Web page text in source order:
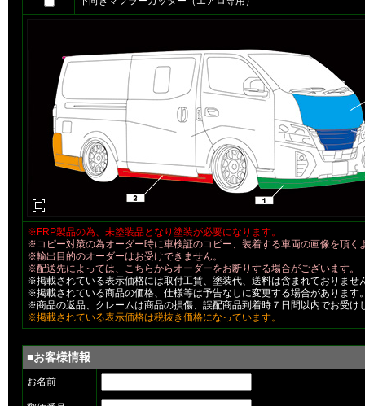
※FRP製品の為、未塗装品となり塗装が必要になります。
※コピー対策の為オーダー時に車検証のコピー、装着する車両の画像を頂く
※輸出目的のオーダーはお受けできません。
※配送先によっては、こちらからオーダーをお断りする場合がございます。
※掲載されている表示価格には取付工賃、塗装代、送料は含まれておりませ
※掲載されている商品の価格、仕様等は予告なしに変更する場合があります
※商品の返品、クレームは商品の損傷、誤配商品到着時７日間以内でお受け
※掲載されている表示価格は税抜き価格になっています。
■お客様情報
お名前